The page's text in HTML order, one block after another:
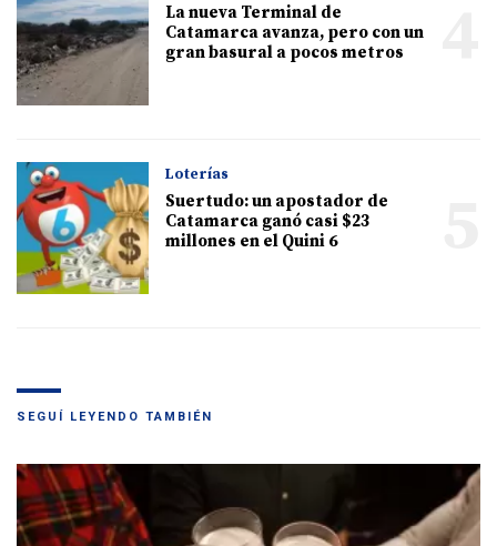
La nueva Terminal de
Catamarca avanza, pero con un
gran basural a pocos metros
Loterías
Suertudo: un apostador de
Catamarca ganó casi $23
millones en el Quini 6
SEGUÍ LEYENDO TAMBIÉN